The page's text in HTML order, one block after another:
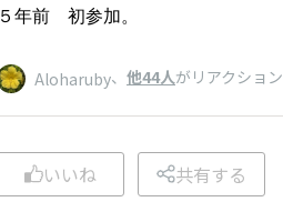
５年前 初参加。
Aloharuby、 他44人がリアクション
いいね 共有する